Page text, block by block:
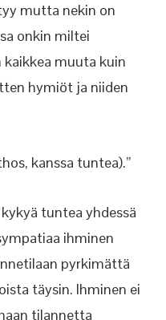
mutta nekin on
onkin miltei
kaikkea muuta kuin
hymiöt ja niiden
kanssa tuntea).”
tuntea yhdessä
ihminen
pyrkimättä
täysin. Ihminen ei
tilannetta